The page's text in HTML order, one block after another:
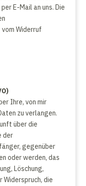
E-Mail an uns. Die
Widerruf
Ihre, von mir
zu verlangen.
über die
der
gegenüber
oder werden, das
Löschung,
Widerspruch, die